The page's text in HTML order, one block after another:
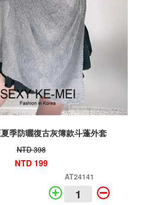
季防曬復古灰簿款斗蓬外套
NTD 398
NTD 199
AT24141